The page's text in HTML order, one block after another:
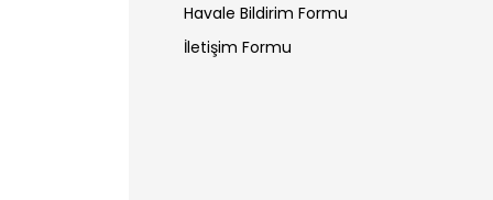
Havale Bildirim Formu
İletişim Formu